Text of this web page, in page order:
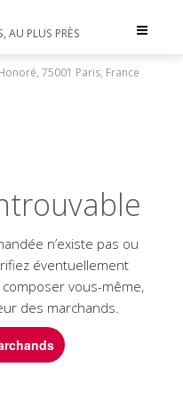
Toggle
AU PLUS PRÈS
75001 Paris, France
n’existe pas ou
éventuellement
composer vous-même,
des marchands.